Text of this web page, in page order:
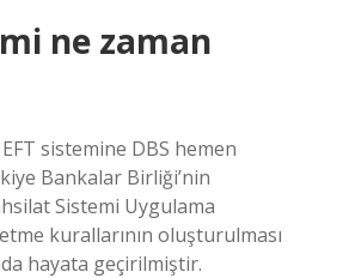
ne zaman
sistemine DBS hemen
Bankalar Birliği’nin
Sistemi Uygulama
kurallarının oluşturulması
hayata geçirilmiştir.